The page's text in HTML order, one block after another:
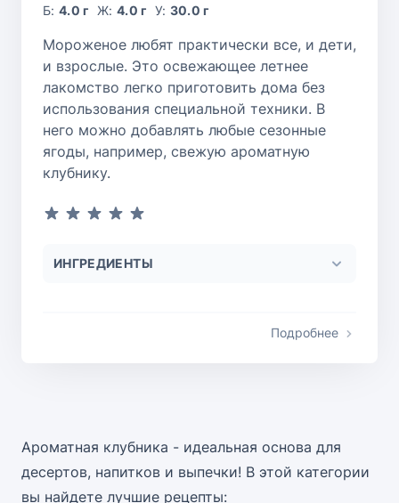
Б:4.0 г Ж: 4.0 г У: 30.0 г
Мороженое любят практически все, и дети,
и взрослые. Это освежающее летнее
лакомство легко приготовить дома без
использования специальной техники. В
него можно добавлять любые сезонные
ягоды, например, свежую ароматную
клубнику.
ИНГРЕДИЕНТЫ
Подробнее
Ароматная клубника - идеальная основа для
десертов, напитков и выпечки! В этой категории
вы найдете лучшие рецепты: